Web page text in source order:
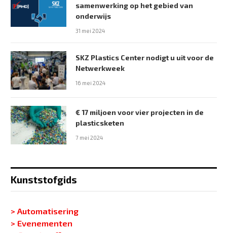
samenwerking op het gebied van
onderwijs
31 mei 2024
SKZ Plastics Center nodigt u uit voor de
Netwerkweek
16 mei 2024
€ 17 miljoen voor vier projecten in de
plasticsketen
7 mei 2024
Kunststofgids
> Automatisering
> Evenementen